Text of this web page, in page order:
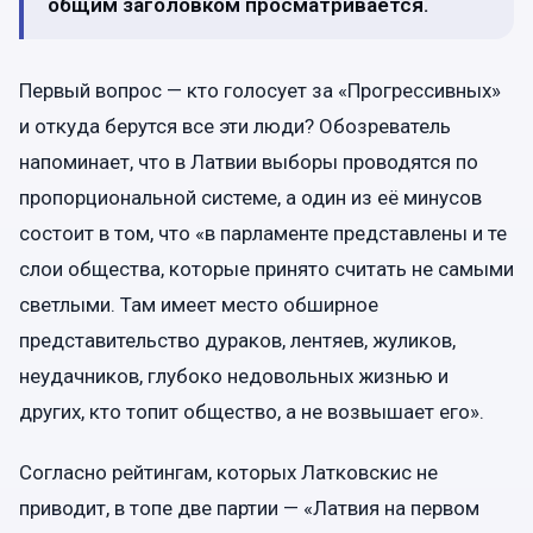
общим заголовком просматривается.
Первый вопрос — кто голосует за «Прогрессивных»
и откуда берутся все эти люди? Обозреватель
напоминает, что в Латвии выборы проводятся по
пропорциональной системе, а один из её минусов
состоит в том, что «в парламенте представлены и те
слои общества, которые принято считать не самыми
светлыми. Там имеет место обширное
представительство дураков, лентяев, жуликов,
неудачников, глубоко недовольных жизнью и
других, кто топит общество, а не возвышает его».
Согласно рейтингам, которых Латковскис не
приводит, в топе две партии — «Латвия на первом